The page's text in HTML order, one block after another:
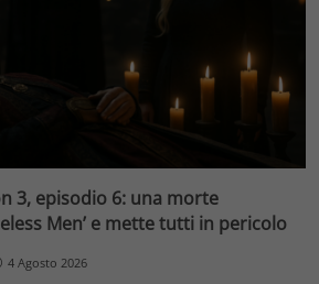
3, episodio 6: una morte
Men’ e mette tutti in pericolo
4 Agosto 2026